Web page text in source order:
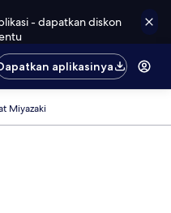
- dapatkan diskon
aplikasinya
Miyazaki